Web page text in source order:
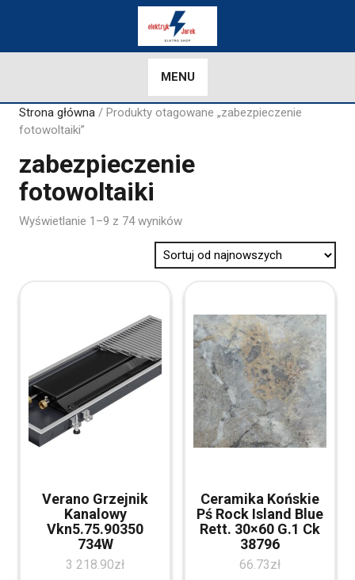
MENU
Strona główna / Produkty otagowane „zabezpieczenie
fotowoltaiki”
zabezpieczenie
fotowoltaiki
Wyświetlanie 1–9 z 74 wynikówSorted
latest
Verano Grzejnik
Kanalowy
Vkn5.75.90350
734W
3 218.90zł
Ceramika Końskie
Pś Rock Island Blue
Rett. 30×60 G.1 Ck
38796
66.73zł